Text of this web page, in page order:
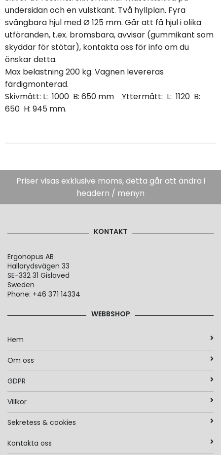
undersidan och en vulstkant. Två hyllplan. Fyra
svängbara hjul med Ø 125 mm. Går att få hjul i olika
utföranden, t.ex. bromsbara, avvisar (gummikant som
skyddar för stötar), kontakta oss för info om du
önskar detta.
Max belastning 200 kg. Vagnen levereras
färdigmonterad.
Skivmått: L: 1000 B: 650 mm Yttermått: L: 1120 B:
650 H: 945 mm.
Priser visas exklusive moms, detta går att ändra i
headern / menyn
KONTAKT
Ergonopus AB
Hallarydsvägen 33
SE-332 31 Gislaved
Sweden
Phone: +46 371 14334
WEBBSHOP
Hem
Om oss
GDPR
Villkor
Sekretess & cookies
Kontakta oss